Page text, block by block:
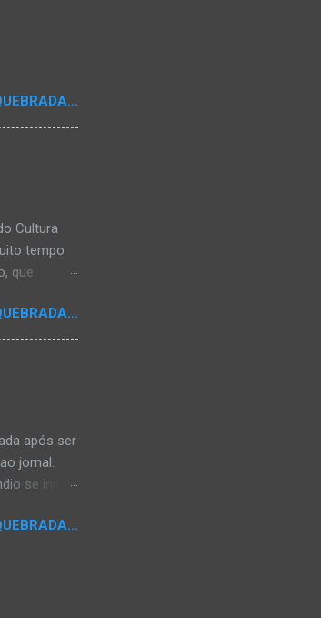
Cultura
tempo
que
que o
nossa
o sítio
do
após ser
jornal.
se inicia-